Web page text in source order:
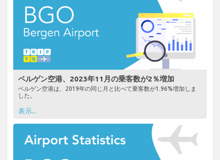
ベルゲン空港、2023年11月の乗客数が2％増加
ベルゲン空港は、2019年の同じ月と比べて乗客数が1.96%増加しま
した。
表示...